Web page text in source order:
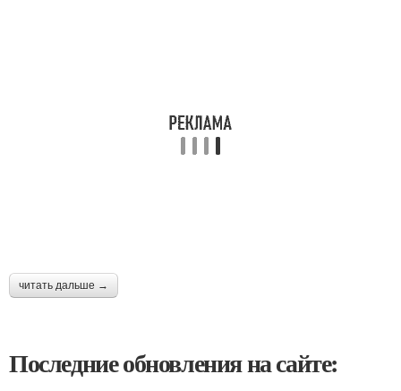
читать дальше →
Последние обновления на сайте: